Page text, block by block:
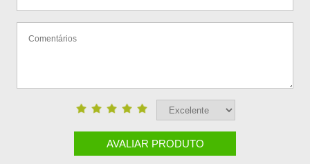
AVALIAR PRODUTO